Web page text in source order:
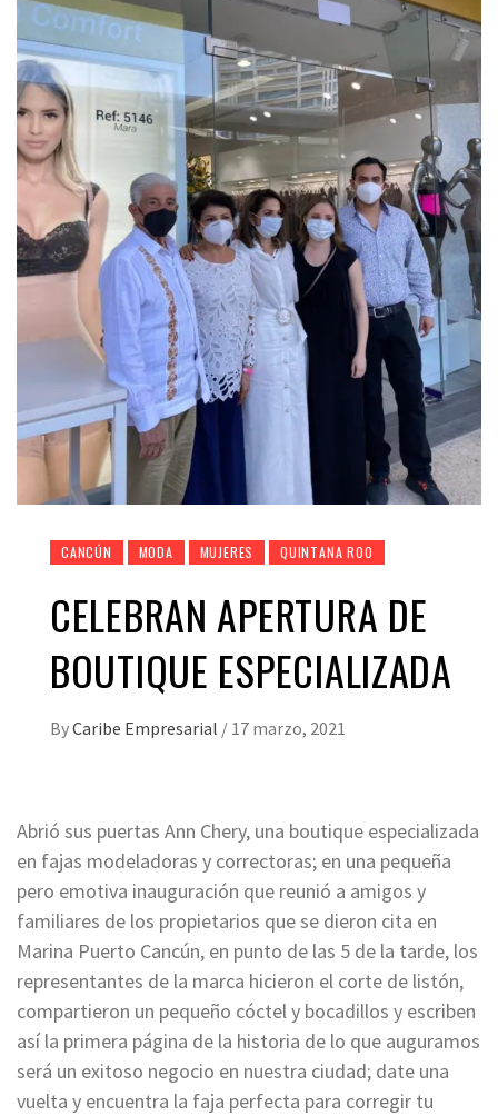
CANCÚN MODA MUJERES QUINTANA ROO
CELEBRAN APERTURA DE
BOUTIQUE ESPECIALIZADA
ByCaribe Empresarial / 17 marzo, 2021
Abrió sus puertas Ann Chery, una boutique especializada
en fajas modeladoras y correctoras; en una pequeña
pero emotiva inauguración que reunió a amigos y
familiares de los propietarios que se dieron cita en
Marina Puerto Cancún, en punto de las 5 de la tarde, los
representantes de la marca hicieron el corte de listón,
compartieron un pequeño cóctel y bocadillos y escriben
así la primera página de la historia de lo que auguramos
será un exitoso negocio en nuestra ciudad; date una
vuelta y encuentra la faja perfecta para corregir tu